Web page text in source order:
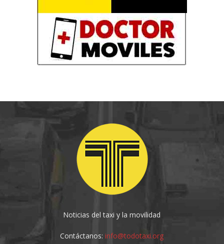
Noticias del taxi y la movilidad
Contáctanos:info@todotaxi.org